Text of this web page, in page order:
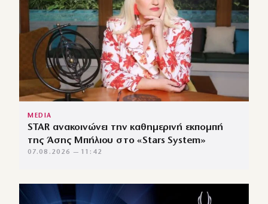
MEDIA
STAR ανακοινώνει την καθημερινή εκπομπή
της Άσης Μπήλιου στο «Stars System»
07.08.2026 — 11:42